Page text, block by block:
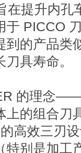
提升内孔
PICCO
的产品类
具寿命。
的理念
的组合刀
高效三刃
别是加工